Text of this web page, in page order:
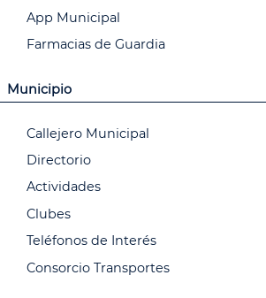
App Municipal
Farmacias de Guardia
Municipio
Callejero Municipal
Directorio
Actividades
Clubes
Teléfonos de Interés
Consorcio Transportes